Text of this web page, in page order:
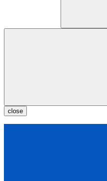
close